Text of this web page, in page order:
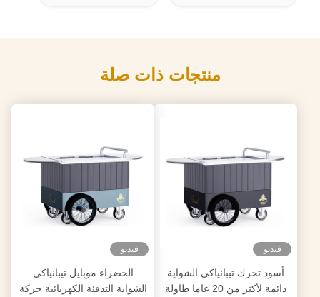
منتجات ذات صلة
فيديو
أسود تحرك تيبانياكي الشواية
دائمة لأكثر من 20 عاما طاولة
فيديو
الخضراء موبايل تيبانياكي
الشواية التدفئة الكهربائية حركة